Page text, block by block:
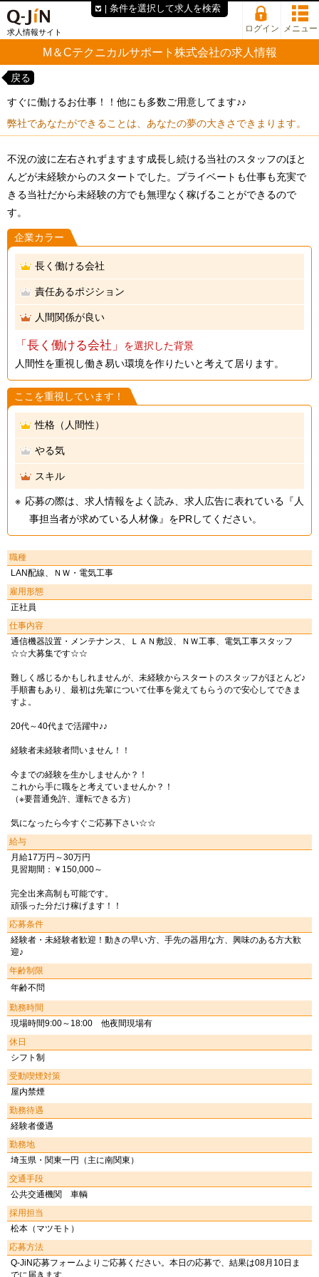
求人情報サイト ログイン メニュー
M＆Cテクニカルサポート株式会社の求人情報
戻る
すぐに働けるお仕事！！他にも多数ご用意してます♪♪
弊社であなたができることは、あなたの夢の大きさできまります。
不況の波に左右されずますます成長し続ける当社のスタッフのほと
んどが未経験からのスタートでした。プライベートも仕事も充実で
きる当社だから未経験の方でも無理なく稼げることができるので
す。
企業カラー
長く働ける会社
責任あるポジション
人間関係が良い
「長く働ける会社」
を選択した背景
人間性を重視し働き易い環境を作りたいと考えて居ります。
ここを重視しています！
性格（人間性）
やる気
スキル
応募の際は、求人情報をよく読み、求人広告に表れている『人
事担当者が求めている人材像』をPRしてください。
職種
LAN配線、ＮＷ・電気工事
雇用形態
正社員
仕事内容
通信機器設置・メンテナンス、ＬＡＮ敷設、ＮＷ工事、電気工事スタッフ
☆☆大募集です☆☆
難しく感じるかもしれませんが、未経験からスタートのスタッフがほとんど♪
手順書もあり、最初は先輩について仕事を覚えてもらうので安心してできま
すよ。
20代～40代まで活躍中♪♪
経験者未経験者問いません！！
今までの経験を生かしませんか？！
これから手に職をと考えていませんか？！
（※要普通免許、運転できる方）
気になったら今すぐご応募下さい☆☆
給与
月給17万円～30万円
見習期間：￥150,000～
完全出来高制も可能です。
頑張った分だけ稼げます！！
応募条件
経験者・未経験者歓迎！動きの早い方、手先の器用な方、興味のある方大歓
迎♪
年齢制限
年齢不問
勤務時間
現場時間9:00～18:00 他夜間現場有
休日
シフト制
受動喫煙対策
屋内禁煙
勤務待遇
経験者優遇
勤務地
埼玉県・関東一円（主に南関東）
交通手段
公共交通機関 車輌
採用担当
松本（マツモト）
応募方法
Q-JiN応募フォームよりご応募ください。本日の応募で、結果は08月10日ま
でに届きます
条件を選択して求人を検索